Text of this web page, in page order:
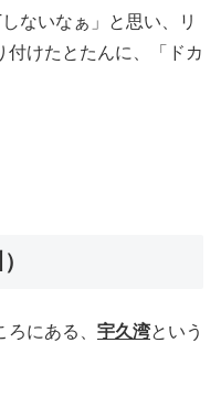
ないなぁ」と思い、リ
付けたとたんに、「ドカ
ろにある、 宇久湾という